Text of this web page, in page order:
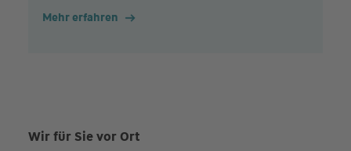
Mehr erfahren
Wir für Sie vor Ort